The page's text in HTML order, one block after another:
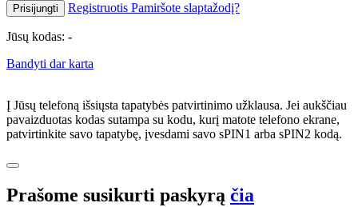
Prisijungti Registruotis Pamiršote slaptažodį?
Jūsų kodas: -
Bandyti dar karta
Į Jūsų telefoną išsiųsta tapatybės patvirtinimo užklausa. Jei aukščiau
pavaizduotas kodas sutampa su kodu, kurį matote telefono ekrane,
patvirtinkite savo tapatybę, įvesdami savo sPIN1 arba sPIN2 kodą.
Prašome susikurti paskyrą čia